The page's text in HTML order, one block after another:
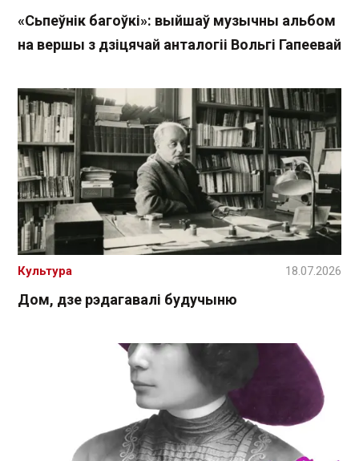
«Сьпеўнік багоўкі»: выйшаў музычны альбом
на вершы з дзіцячай анталогіі Вольгі Гапеевай
Дом, дзе рэдагавалі будучыню
Культура 18.07.2026